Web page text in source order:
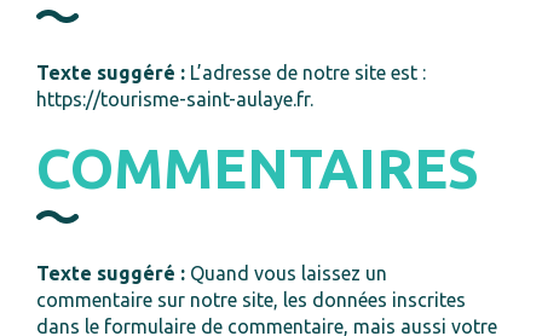
Texte suggéré : L’adresse de notre site est :
https://tourisme-saint-aulaye.fr.
COMMENTAIRES
Texte suggéré : Quand vous laissez un
commentaire sur notre site, les données inscrites
dans le formulaire de commentaire, mais aussi votre